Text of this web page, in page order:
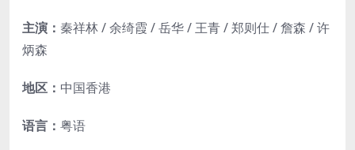
主演： 秦祥林 / 余绮霞 / 岳华 / 王青 / 郑则仕 / 詹森 / 许
炳森
地区： 中国香港
语言： 粤语